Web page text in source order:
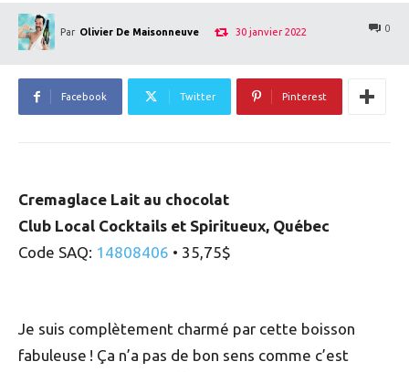
Par Olivier De Maisonneuve 30 janvier 2022 0
Facebook Twitter Pinterest
Cremaglace Lait au chocolat
Club Local Cocktails et Spiritueux, Québec
Code SAQ: 14808406 • 35,75$
Je suis complètement charmé par cette boisson
fabuleuse ! Ça n’a pas de bon sens comme c’est